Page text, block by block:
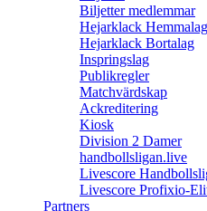
Biljetter medlemmar
Hejarklack Hemmalag
Hejarklack Bortalag
Inspringslag
Publikregler
Matchvärdskap
Ackreditering
Kiosk
Division 2 Damer
handbollsligan.live
Livescore
Livescore Profixio-
Partners